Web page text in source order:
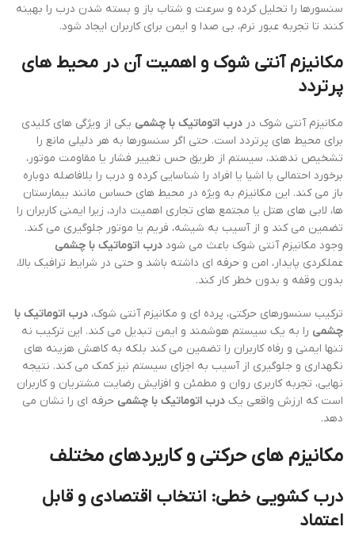
سنسورها را تحلیل کرده و سرعت و شتاب باز و بسته شدن درب را بهینه
کنند تا تجربه عبور نرم، بی صدا و ایمن برای کاربران ایجاد شود.
مکانیزم آنتی شوک و اهمیت آن در محیط های
پرتردد
مکانیزم آنتی شوک در درب اتوماتیک با چشمی یکی از ویژگی های کلیدی
برای محیط های پرتردد است. حتی اگر سنسورها به هر دلیلی مانع را
تشخیص ندهند، سیستم از طریق حس تغییر فشار یا مقاومت موتور،
برخورد احتمالی با اشیا یا افراد را شناسایی کرده و درب را بلافاصله دوباره
باز می کند. این مکانیزم به ویژه در محیط های حساس مانند بیمارستان
ها، لابی های هتل یا مجتمع های تجاری اهمیت دارد، زیرا ایمنی کاربران را
تضمین می کند و از آسیب به شیشه، فریم یا موتور جلوگیری می کند.
وجود مکانیزم آنتی شوک باعث می شود درب اتوماتیک با چشمی
عملکردی پایدار، امن و حرفه ای داشته باشد و حتی در شرایط ترافیک بالا،
بدون وقفه و بدون خطر کار کند.
ترکیب سنسورهای حرکتی، پرده ای و مکانیزم آنتی شوک، درب اتوماتیک با
چشمی را به یک سیستم هوشمند و ایمن تبدیل می کند. این ترکیب نه
تنها ایمنی و رفاه کاربران را تضمین می کند بلکه به کاهش هزینه های
نگهداری و جلوگیری از آسیب به اجزای سیستم نیز کمک می کند. نتیجه
نهایی، تجربه کاربری روان و مطمئن و افزایش رضایت مشتریان و کاربران
است که ارزش واقعی یک درب اتوماتیک با چشمی حرفه ای را نشان می
دهد.
مکانیزم های حرکتی و کاربردهای مختلف
درب کشویی خطی: انتخاب اقتصادی و قابل
اعتماد